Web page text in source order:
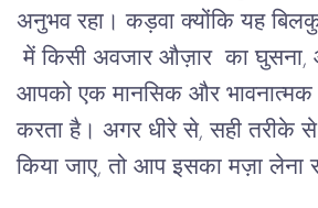
अनुभव रहा। कड़वा क्योंकि यह
में किसी अवजार औज़ार का घुसना,
आपको एक मानसिक और भावनात्मक
करता है। अगर धीरे से, सही तरीके
किया जाए, तो आप इसका मज़ा लेना